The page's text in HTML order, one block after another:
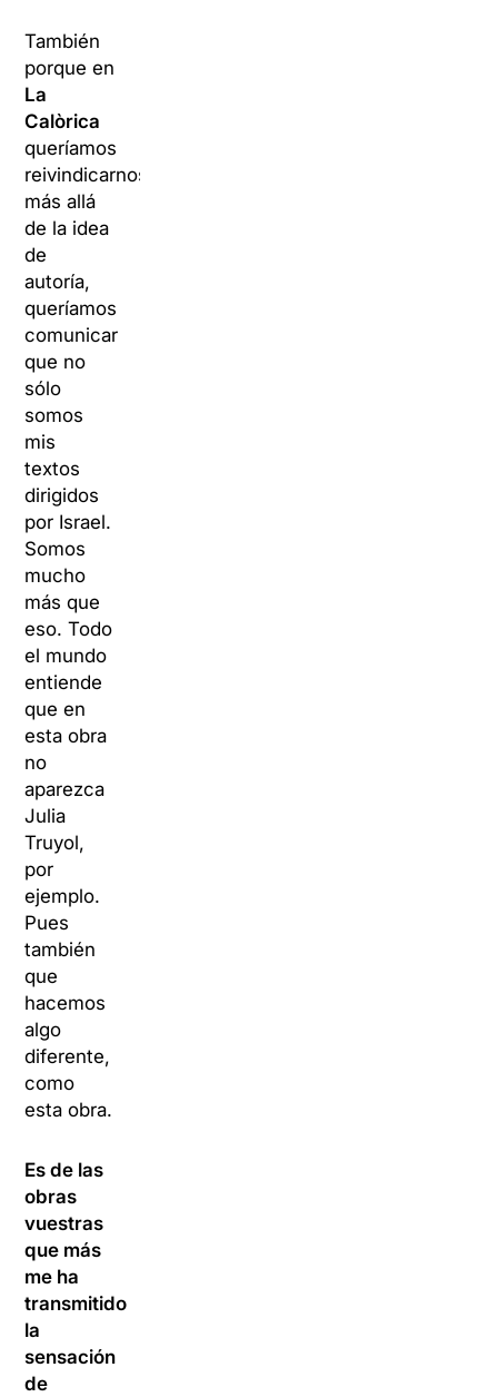
También
porque en
La
Calòrica
queríamos
reivindicarnos
más allá
de la idea
de
autoría,
queríamos
comunicar
que no
sólo
somos
mis
textos
dirigidos
por Israel.
Somos
mucho
más que
eso. Todo
el mundo
entiende
que en
esta obra
no
aparezca
Julia
Truyol,
por
ejemplo.
Pues
también
que
hacemos
algo
diferente,
como
esta obra.
Es de las
obras
vuestras
que más
me ha
transmitido
la
sensación
de